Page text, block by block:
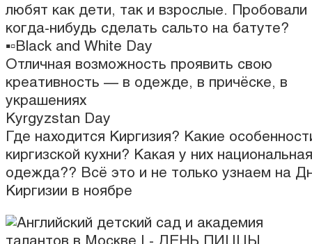
любят как дети, так и взрослые. Пробовали
когда-нибудь сделать сальто на батуте?
▪️▫️Black and White Day
Отличная возможность проявить свою
креативность — в одежде, в причёске, в
украшениях
Kyrgyzstan Day
Где находится Киргизия? Какие
киргизской кухни? Какая у них национальная
одежда?? Всё это и не только узнаем на
Киргизии в ноябре